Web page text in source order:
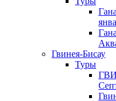
Гвинея-Бисау
Туры